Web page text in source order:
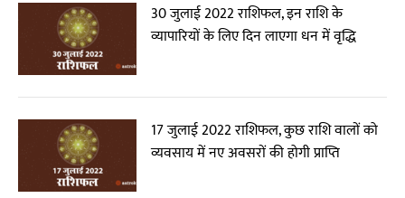
30 जुलाई 2022 राशिफल, इन राशि के
व्यापारियों के लिए दिन लाएगा धन में वृद्धि
17 जुलाई 2022 राशिफल, कुछ राशि वालों को
व्यवसाय में नए अवसरों की होगी प्राप्ति